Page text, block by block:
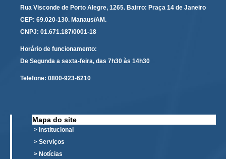
no âmbito do TRT-11
Comitê de Prevenção e Enfrentamento do Assédio
Moral, do Assédio Sexual e da Discriminação
Comissão Permanente de Gestão Socioambiental
Comitê Gestor do Plano de Contratações e Aquisições
Comitê PopRuaJud
Comissão Permanente de Avaliação Documental
Rua Visconde de Porto Alegre, 1265. Bairro: Praça 14 de Janeiro
CEP: 69.020-130. Manaus/AM.
CNPJ: 01.671.187/0001-18
Horário de funcionamento:
De Segunda a sexta-feira, das 7h30 às 14h30
Telefone: 0800-923-6210
Mapa do site
> Institucional
> Serviços
> Notícias